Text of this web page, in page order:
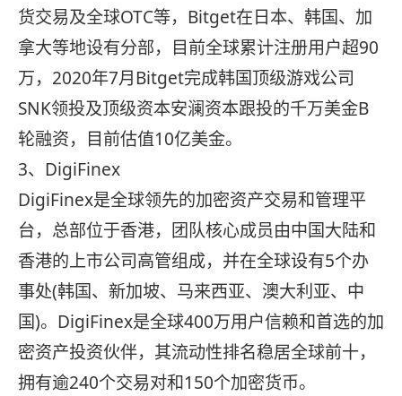
货交易及全球OTC等，Bitget在日本、韩国、加
拿大等地设有分部，目前全球累计注册用户超90
万，2020年7月Bitget完成韩国顶级游戏公司
SNK领投及顶级资本安澜资本跟投的千万美金B
轮融资，目前估值10亿美金。
3、DigiFinex
DigiFinex是全球领先的加密资产交易和管理平
台，总部位于香港，团队核心成员由中国大陆和
香港的上市公司高管组成，并在全球设有5个办
事处(韩国、新加坡、马来西亚、澳大利亚、中
国)。DigiFinex是全球400万用户信赖和首选的加
密资产投资伙伴，其流动性排名稳居全球前十，
拥有逾240个交易对和150个加密货币。